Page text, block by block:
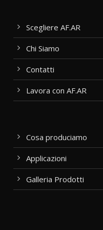
Scegliere AF.AR
Chi Siamo
Contatti
Lavora con AF.AR
Cosa produciamo
Applicazioni
Galleria Prodotti